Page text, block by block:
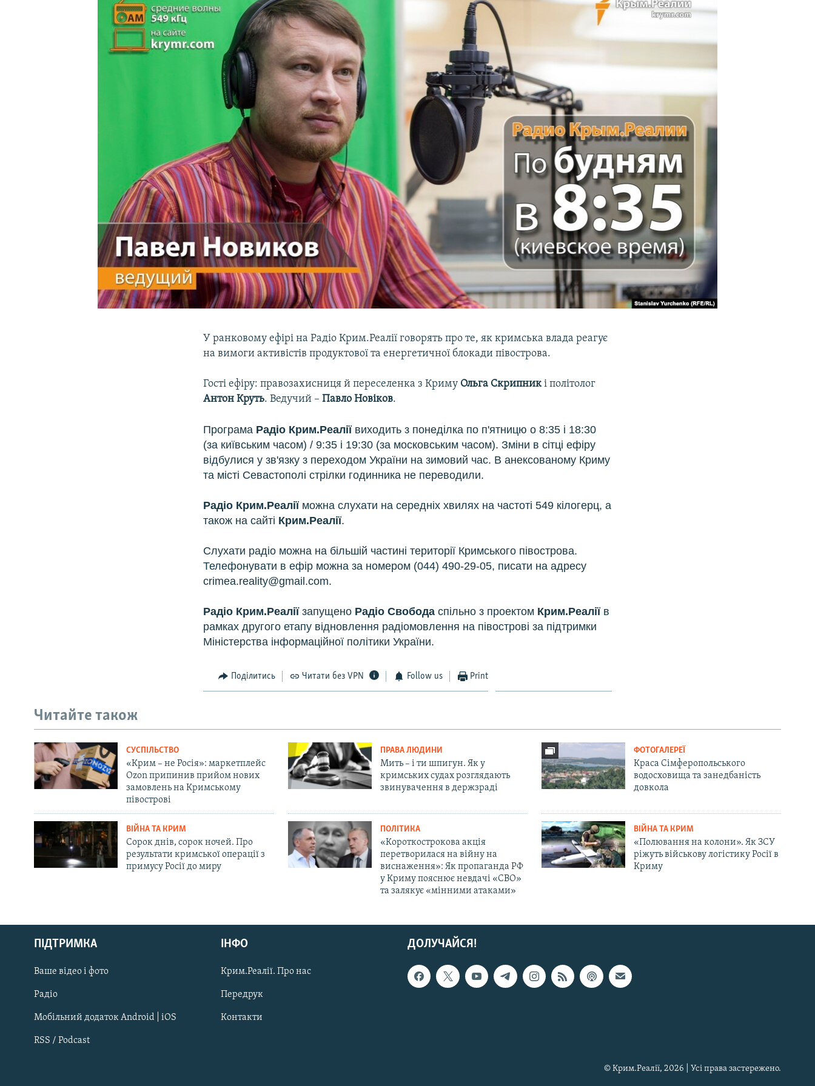
УКРАЇНСЬКА ПРОБЛЕМА КРИМУ
Русский
Qırımtatar
ДОЛУЧАЙСЯ!
У ранковому ефірі на Радіо Крим.Реалії говорять про те, як кримська влада реагує
на вимоги активістів продуктової та енергетичної блокади півострова.
Гості ефіру: правозахисниця й переселенка з Криму Ольга Скрипникі політолог
Антон Круть. Ведучий –Павло Новіков.
Програма Радіо Крим.Реалії виходить з понеділка по п'ятницю о 8:35 і 18:30
(за київським часом) / 9:35 і 19:30 (за московським часом). Зміни в сітці ефіру
відбулися у зв'язку з переходом України на зимовий час. В анексованому Криму
та місті Севастополі стрілки годинника не переводили.
Радіо Крим.Реалії можна слухати на середніх хвилях на частоті 549 кілогерц, а
також на сайті Крим.Реалії.
Слухати радіо можна на більшій частині території Кримського півострова.
Телефонувати в ефір можна за номером (044) 490-29-05, писати на адресу
crimea.reality@gmail.com.
Радіо Крим.Реаліїзапущено Радіо Свободаспільно з проектом Крим.Реалії в
рамках другого етапу відновлення радіомовлення на півострові за підтримки
Міністерства інформаційної політики України.
Поділитись Читати без VPN Follow us Print
Читайте також
СУСПІЛЬСТВО
«Крим – не Росія»: маркетплейс
Ozon припинив прийом нових
замовлень на Кримському
півострові
ПРАВА ЛЮДИНИ
Мить – і ти шпигун. Як у
кримських судах розглядають
звинувачення в держзраді
ФОТОГАЛЕРЕЇ
Краса Сімферопольського
водосховища та занедбаність
довкола
ВІЙНА ТА КРИМ
Сорок днів, сорок ночей. Про
результати кримської операції з
примусу Росії до миру
ПОЛІТИКА
«Короткострокова акція
перетворилася на війну на
виснаження»: Як пропаганда РФ
у Криму пояснює невдачі «СВО»
та залякує «мінними атаками»
ВІЙНА ТА КРИМ
«Полювання на колони». Як ЗСУ
ріжуть військову логістику Росії в
Криму
ДОЛУЧАЙСЯ!
ПІДТРИМКА
Ваше відео і фото
Радіо
Мобільний додаток Android | iOS
RSS / Podcast
ІНФО
Крим.Реалії. Про нас
Передрук
Контакти
© Крим.Реалії, 2026 | Усі права застережено.